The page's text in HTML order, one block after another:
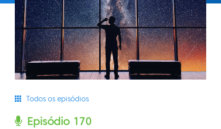
Todos os episódios
Episódio 170